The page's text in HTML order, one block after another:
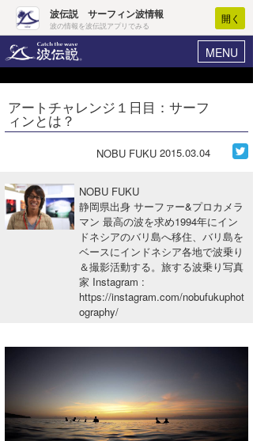
波伝説 サーフィン波情報
波の情報を波伝説アプリでみる
開く
MENU
ヘルプ マイホーム
ログイン
波情報･概況
WAVE HUNTER波予想ツール
サーフィンエリアガイド
今月のプレゼント
アートチャレンジ１日目：サーフ
ィンとは？
NOBU FUKU 2015.03.04
NOBU FUKU
静岡県出身 サーファー&プロカメラ
マン 最高の波を求め1994年にイン
ドネシアのバリ島へ移住、バリ島を
ベースにインドネシア各地で波乗り
＆撮影活動する。旅する波乗り写真
家 Instagram :
https://instagram.com/nobufukuphot
ography/
Core Surf Japan
アート＆エンタメ
ショップ情報
千葉北
伊豆
その他
ルール＆How to